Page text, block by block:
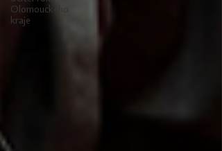
Olomouckého
kraje